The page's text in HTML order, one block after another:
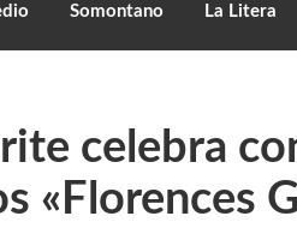
Somontano La Litera
celebra
«Florences